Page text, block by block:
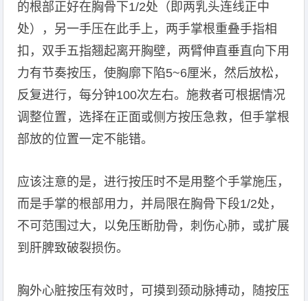
的根部正好在胸骨下1/2处（即两乳头连线正中
处），另一手压在此手上，两手掌根重叠手指相
扣，双手五指翘起离开胸壁，两臂伸直垂直向下用
力有节奏按压，使胸廓下陷5~6厘米，然后放松，
反复进行，每分钟100次左右。施救者可根据情况
调整位置，选择在正面或侧方按压急救，但手掌根
部放的位置一定不能错。
应该注意的是，进行按压时不是用整个手掌施压，
而是手掌的根部用力，并局限在胸骨下段1/2处，
不可范围过大，以免压断肋骨，刺伤心肺，或扩展
到肝脾致破裂损伤。
胸外心脏按压有效时，可摸到颈动脉搏动，随按压